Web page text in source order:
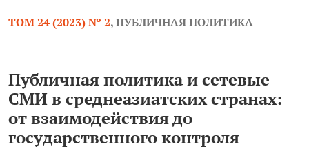
ТОМ 24 (2023) № 2,ПУБЛИЧНАЯ ПОЛИТИКА
Публичная политика и сетевые
СМИ в среднеазиатских странах:
от взаимодействия до
государственного контроля